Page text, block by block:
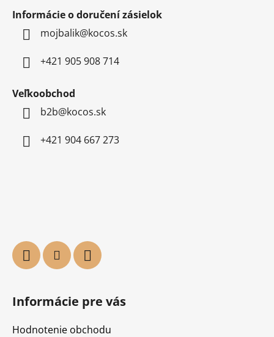
Informácie o doručení zásielok
mojbalik@kocos.sk
+421 905 908 714
Veľkoobchod
b2b@kocos.sk
+421 904 667 273
Informácie pre vás
Hodnotenie obchodu